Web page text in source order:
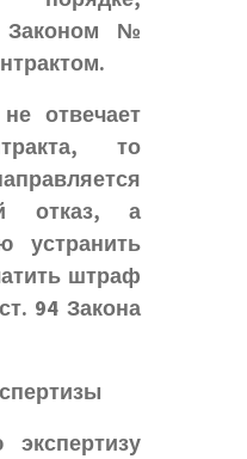
Законом №
отвечает
то
отказ, а
устранить
штраф
94 Закона